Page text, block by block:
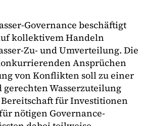
Governance beschäftigt
kollektivem Handeln
Zu- und Umverteilung. Die
Ansprüchen
von Konflikten soll zu einer
Wasserzuteilung
für Investitionen
nötigen Governance-